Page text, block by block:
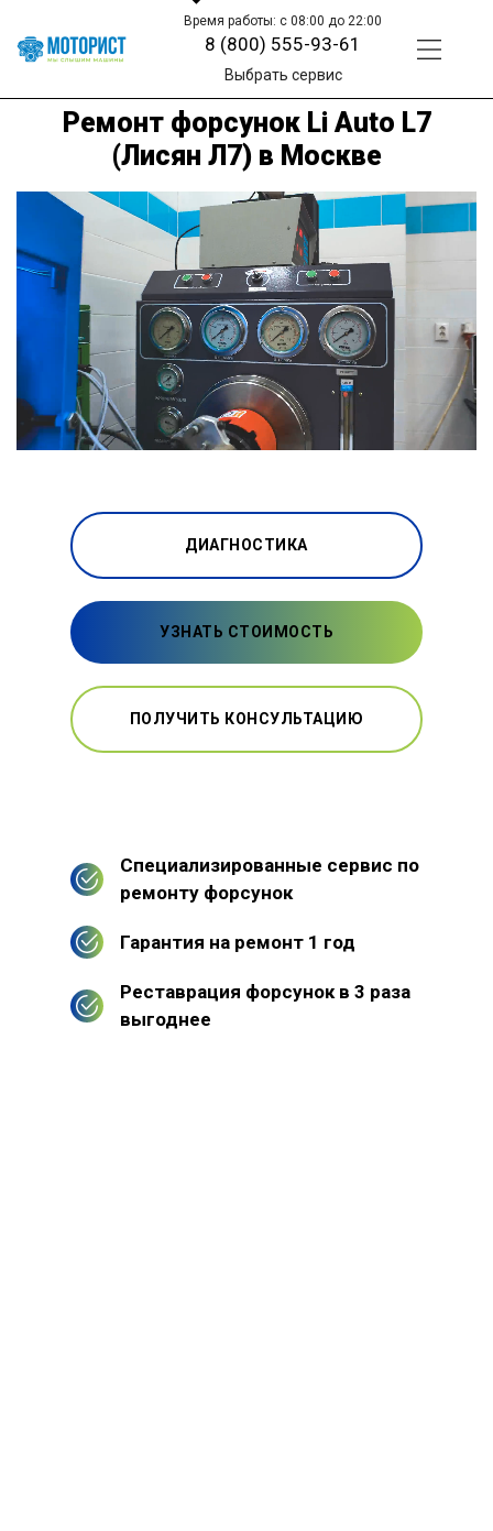
Время работы: с 08:00 до 22:00
8 (800) 555-93-61
Выбрать сервис
Ремонт форсунок Li Auto L7
(Лисян Л7) в Москве
ДИАГНОСТИКА
УЗНАТЬ СТОИМОСТЬ
ПОЛУЧИТЬ КОНСУЛЬТАЦИЮ
Специализированные сервис по
ремонту форсунок
Гарантия на ремонт 1 год
Реставрация форсунок в 3 раза
выгоднее